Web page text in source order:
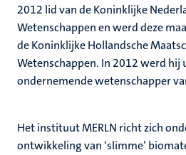
2012 lid van de Koninklijke
Wetenschappen en werd deze
de Koninklijke Hollandsche
Wetenschappen. In 2012 werd
ondernemende wetenschapper
Het instituut MERLN richt zich
ontwikkeling van ‘slimme’